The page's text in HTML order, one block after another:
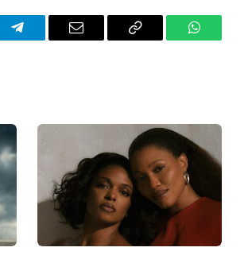
Telegram Email
Copy
WhatsApp